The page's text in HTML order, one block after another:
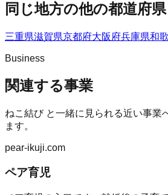
同じ地方の他の都道府県
三重県滋賀県京都府大阪府兵庫県和
Business
関連する事業
ねこ結びと一緒に見られる近い事業
ます。
pear-ikuji.com
ペア育児